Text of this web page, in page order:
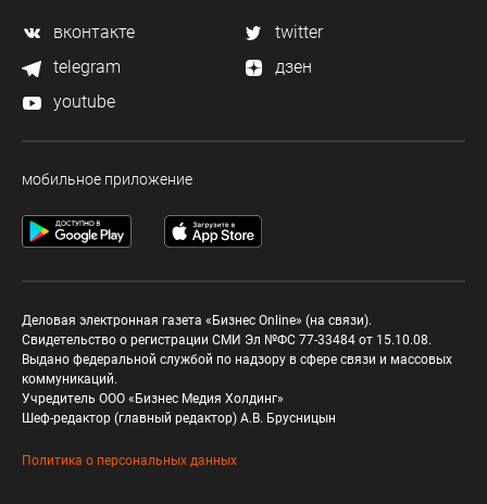
вконтакте
twitter
telegram
дзен
youtube
мобильное приложение
Деловая электронная газета «Бизнес Online» (на связи).
Свидетельство о регистрации СМИ Эл №ФС 77-33484 от 15.10.08.
Выдано федеральной службой по надзору в сфере связи и массовых
коммуникаций.
Учредитель ООО «Бизнес Медия Холдинг»
Шеф-редактор (главный редактор) А.В. Брусницын
Политика о персональных данных